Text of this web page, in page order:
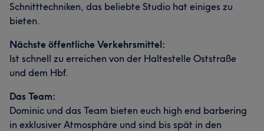
Professionell 26 Kompetent 19 Talentiert 19
Schnitttechniken, das beliebte Studio hat einiges zu
bieten.
Nächste öffentliche Verkehrsmittel:
Ist schnell zu erreichen von der Haltestelle Oststraße
und dem Hbf.
Das Team:
Dominic und das Team bieten euch high end barbering
in exklusiver Atmosphäre und sind bis spät in den